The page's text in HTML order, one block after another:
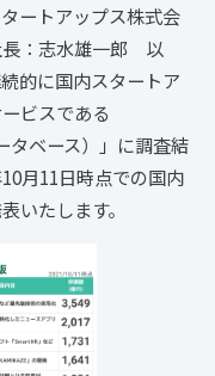
ートアップス株式会
長：志水雄一郎 以
的に国内スタートア
ビスである
タベース）」に調査結
月11日時点での国内
いたします。